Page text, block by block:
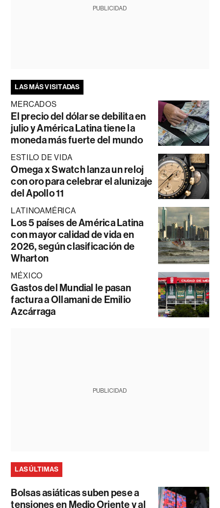
PUBLICIDAD
LAS MÁS VISITADAS
MERCADOS
El precio del dólar se debilita en
julio y América Latina tiene la
moneda más fuerte del mundo
ESTILO DE VIDA
Omega x Swatch lanza un reloj
con oro para celebrar el alunizaje
del Apollo 11
LATINOAMÉRICA
Los 5 países de América Latina
con mayor calidad de vida en
2026, según clasificación de
Wharton
MÉXICO
Gastos del Mundial le pasan
factura a Ollamani de Emilio
Azcárraga
PUBLICIDAD
LAS ÚLTIMAS
Bolsas asiáticas suben pese a
tensiones en Medio Oriente y al